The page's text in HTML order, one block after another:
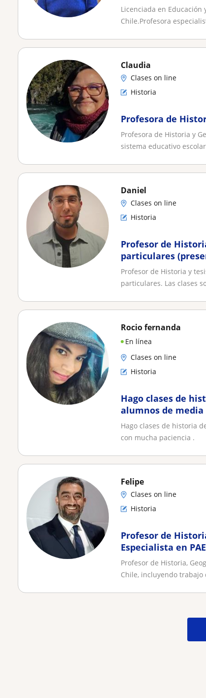
Licenciada en
Chile.Profesora
Claudia
Clases on line
Historia
Profesora de
Profesora de Historia y
sistema educativo
Daniel
Clases on line
Historia
Profesor de
particulares
exámenes libres y
Profesor de Historia y
particulares. Las clases
Rocio fernanda
En línea
Clases on line
Historia
Hago clases de
alumnos de
mucha paciencia
Hago clases de historia
con mucha paciencia .
Felipe
Clases on line
Historia
Profesor de
Especialista en
Profesor de Historia,
Chile, incluyendo trabajo